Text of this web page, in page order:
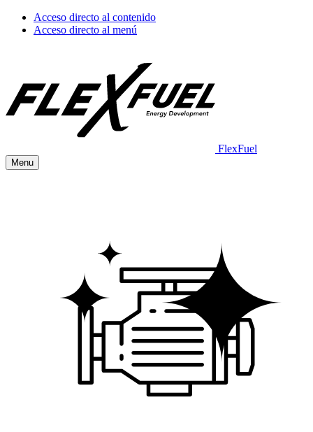
Acceso directo al contenido
Acceso directo al menú
FlexFuel
Menu